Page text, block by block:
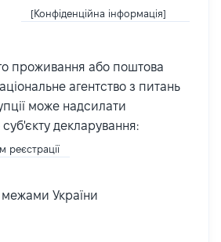
[Конфіденційна інформація]
проживання або поштова
агентство з питань
може надсилати
декларування:
реєстрації
межами України